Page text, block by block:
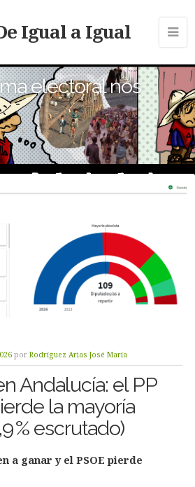
Igual a Igual
electoral nos
por Rodríguez Arias José María
Andalucía: el PP
la mayoría
% escrutado)
a ganar y el PSOE pierde